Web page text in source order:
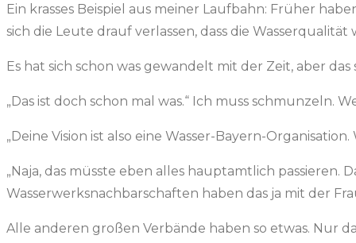
Ein krasses Beispiel aus meiner Laufbahn: Früher
sich die Leute drauf verlassen, dass die
Es hat sich schon was gewandelt mit der Zeit, aber das
„Das ist doch schon mal was.“ Ich muss schmunzeln.
„Deine Vision ist also eine Wasser-Bayern-
„Naja, das müsste eben alles hauptamtlich
Wasserwerksnachbarschaften haben das ja mit der
Alle anderen großen Verbände haben so etwas. Nur